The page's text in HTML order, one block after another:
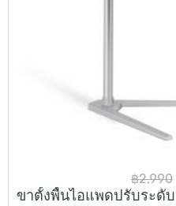
฿2,990